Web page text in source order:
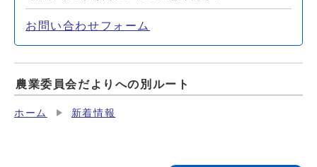
お問い合わせフォーム
農業委員会だよりへの別ルート
ホーム 新着情報